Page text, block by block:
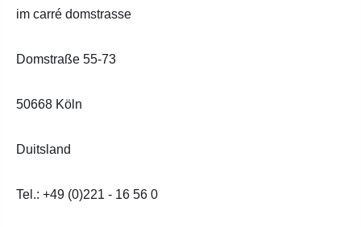
im carré domstrasse
Domstraße 55-73
50668 Köln
Duitsland
Tel.: +49 (0)221 - 16 56 0